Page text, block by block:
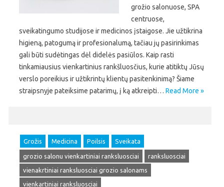
grožio salonuose, SPA
centruose,
sveikatingumo studijose ir medicinos įstaigose. Jie užtikrina
higieną, patogumą ir profesionalumą, tačiau jų pasirinkimas
gali būti sudėtingas dėl didelės pasiūlos. Kaip rasti
tinkamiausius vienkartinius rankšluosčius, kurie atitiktų Jūsų
verslo poreikius ir užtikrintų klientų pasitenkinimą? Šiame
straipsnyje pateiksime patarimų, į ką atkreipti… Read More »
Grožis Medicina Poilsis Sveikata
grozio salonu vienkartiniai ranksluosciai
ranksluosciai
vienakrtiniai ranksluosciai grozio salonams
vienkartiniai ranksluosciai